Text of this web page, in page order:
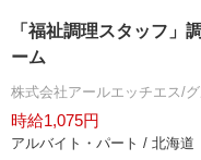
「福祉調理スタッフ」
ーム
株式会社アールエッチエス/
時給1,075円
アルバイト・パート / 北海道